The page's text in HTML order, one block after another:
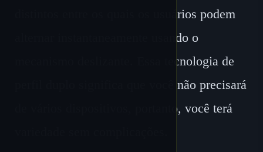
distintos entre os quais os usuários podem
alternar instantaneamente usando o
mecanismo deslizante. Essa tecnologia de
perfil duplo significa que você não precisará
de vários dispositivos, portanto, você terá